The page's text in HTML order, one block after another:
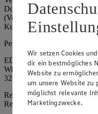
Dominique Klingsiek
(Vorstandsmitglied), Stephan
Kuhlmann
Persönlich haftende
EDEKA Minden-Hannover
Wittelsbacherallee 61
32427 Minden
Registergericht: Amtsgericht
Registernummer: HRB 4086
Wir setzen Cookies
dir ein bestmögliches
Website zu
um unsere Website zu
möglichst relevante
Marketingzwecke.